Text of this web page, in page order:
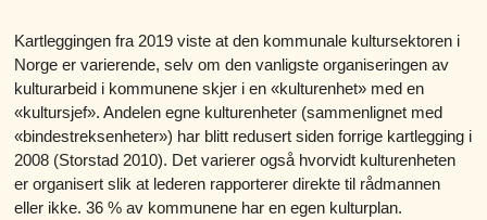
Kartleggingen fra 2019 viste at den kommunale kultursektoren i
Norge er varierende, selv om den vanligste organiseringen av
kulturarbeid i kommunene skjer i en «kulturenhet» med en
«kultursjef». Andelen egne kulturenheter (sammenlignet med
«bindestreksenheter») har blitt redusert siden forrige kartlegging i
2008 (Storstad 2010). Det varierer også hvorvidt kulturenheten
er organisert slik at lederen rapporterer direkte til rådmannen
eller ikke. 36 % av kommunene har en egen kulturplan.